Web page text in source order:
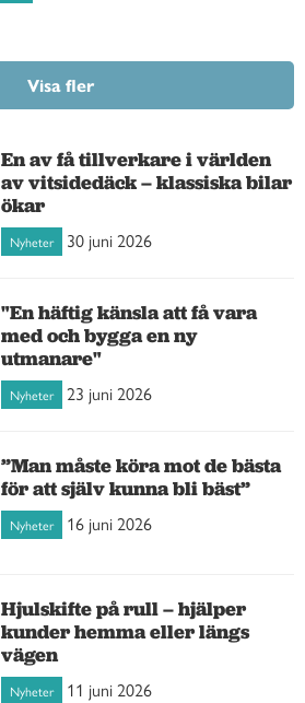
Visa fler
En av få tillverkare i världen
av vitsidedäck – klassiska bilar
ökar
Nyheter 30 juni 2026
"En häftig känsla att få vara
med och bygga en ny
utmanare"
Nyheter 23 juni 2026
”Man måste köra mot de bästa
för att själv kunna bli bäst”
Nyheter 16 juni 2026
Hjulskifte på rull – hjälper
kunder hemma eller längs
vägen
Nyheter 11 juni 2026